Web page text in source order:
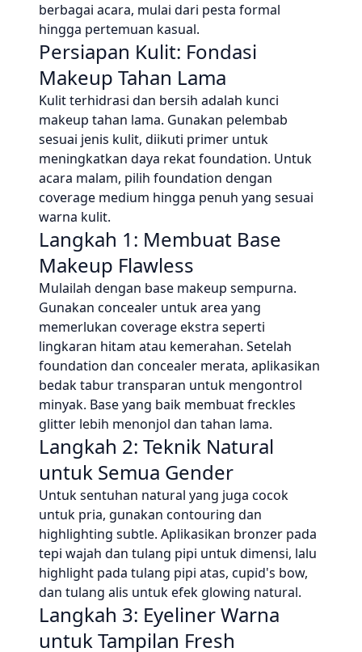
berbagai acara, mulai dari pesta formal
hingga pertemuan kasual.
Persiapan Kulit: Fondasi
Makeup Tahan Lama
Kulit terhidrasi dan bersih adalah kunci
makeup tahan lama. Gunakan pelembab
sesuai jenis kulit, diikuti primer untuk
meningkatkan daya rekat foundation. Untuk
acara malam, pilih foundation dengan
coverage medium hingga penuh yang sesuai
warna kulit.
Langkah 1: Membuat Base
Makeup Flawless
Mulailah dengan base makeup sempurna.
Gunakan concealer untuk area yang
memerlukan coverage ekstra seperti
lingkaran hitam atau kemerahan. Setelah
foundation dan concealer merata, aplikasikan
bedak tabur transparan untuk mengontrol
minyak. Base yang baik membuat freckles
glitter lebih menonjol dan tahan lama.
Langkah 2: Teknik Natural
untuk Semua Gender
Untuk sentuhan natural yang juga cocok
untuk pria, gunakan contouring dan
highlighting subtle. Aplikasikan bronzer pada
tepi wajah dan tulang pipi untuk dimensi, lalu
highlight pada tulang pipi atas, cupid's bow,
dan tulang alis untuk efek glowing natural.
Langkah 3: Eyeliner Warna
untuk Tampilan Fresh